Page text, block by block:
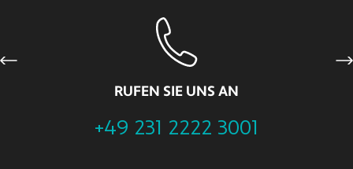
RUFEN SIE UNS AN
+49 231 2222 3001
Previous